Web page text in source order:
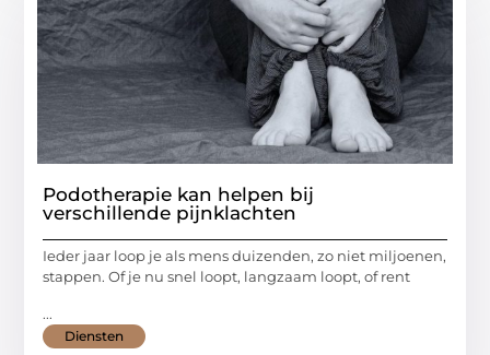
Podotherapie kan helpen bij
verschillende pijnklachten
Ieder jaar loop je als mens duizenden, zo niet miljoenen,
stappen. Of je nu snel loopt, langzaam loopt, of rent
...
Diensten